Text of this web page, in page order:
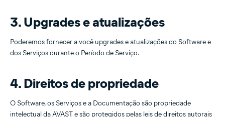
3. Upgrades e atualizações
Poderemos fornecer a você upgrades e atualizações do Software e
dos Serviços durante o Período de Serviço.
4. Direitos de propriedade
O Software, os Serviços e a Documentação são propriedade
intelectual da AVAST e são protegidos pelas leis de direitos autorais